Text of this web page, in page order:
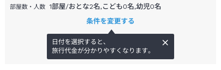
部屋数・人数 1部屋/おとな2名,こども0名,幼児0名
条件を変更する
日付を選択すると、
旅行代金が分かりやすくなります。